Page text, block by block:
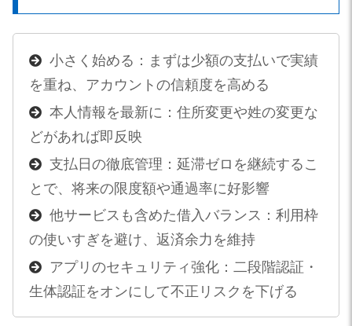
小さく始める：まずは少額の支払いで実績
を重ね、アカウントの信頼度を高める
本人情報を最新に：住所変更や姓の変更な
どがあれば即反映
支払日の徹底管理：延滞ゼロを継続するこ
とで、将来の限度額や通過率に好影響
他サービスも含めた借入バランス：利用枠
の使いすぎを避け、返済余力を維持
アプリのセキュリティ強化：二段階認証・
生体認証をオンにして不正リスクを下げる